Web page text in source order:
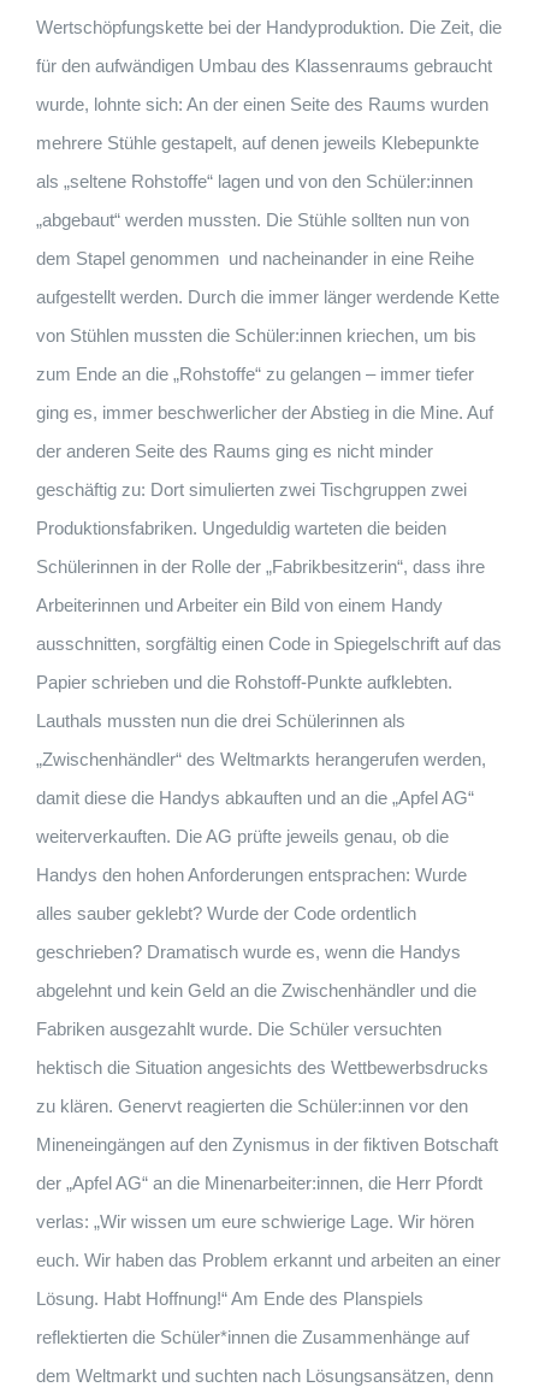
Wertschöpfungskette bei der Handyproduktion. Die Zeit, die
für den aufwändigen Umbau des Klassenraums gebraucht
wurde, lohnte sich: An der einen Seite des Raums wurden
mehrere Stühle gestapelt, auf denen jeweils Klebepunkte
als „seltene Rohstoffe“ lagen und von den Schüler:innen
„abgebaut“ werden mussten. Die Stühle sollten nun von
dem Stapel genommen und nacheinander in eine Reihe
aufgestellt werden. Durch die immer länger werdende Kette
von Stühlen mussten die Schüler:innen kriechen, um bis
zum Ende an die „Rohstoffe“ zu gelangen – immer tiefer
ging es, immer beschwerlicher der Abstieg in die Mine. Auf
der anderen Seite des Raums ging es nicht minder
geschäftig zu: Dort simulierten zwei Tischgruppen zwei
Produktionsfabriken. Ungeduldig warteten die beiden
Schülerinnen in der Rolle der „Fabrikbesitzerin“, dass ihre
Arbeiterinnen und Arbeiter ein Bild von einem Handy
ausschnitten, sorgfältig einen Code in Spiegelschrift auf das
Papier schrieben und die Rohstoff-Punkte aufklebten.
Lauthals mussten nun die drei Schülerinnen als
„Zwischenhändler“ des Weltmarkts herangerufen werden,
damit diese die Handys abkauften und an die „Apfel AG“
weiterverkauften. Die AG prüfte jeweils genau, ob die
Handys den hohen Anforderungen entsprachen: Wurde
alles sauber geklebt? Wurde der Code ordentlich
geschrieben? Dramatisch wurde es, wenn die Handys
abgelehnt und kein Geld an die Zwischenhändler und die
Fabriken ausgezahlt wurde. Die Schüler versuchten
hektisch die Situation angesichts des Wettbewerbsdrucks
zu klären. Genervt reagierten die Schüler:innen vor den
Mineneingängen auf den Zynismus in der fiktiven Botschaft
der „Apfel AG“ an die Minenarbeiter:innen, die Herr Pfordt
verlas: „Wir wissen um eure schwierige Lage. Wir hören
euch. Wir haben das Problem erkannt und arbeiten an einer
Lösung. Habt Hoffnung!“ Am Ende des Planspiels
reflektierten die Schüler*innen die Zusammenhänge auf
dem Weltmarkt und suchten nach Lösungsansätzen, denn